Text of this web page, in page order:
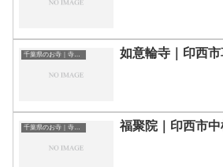
千葉県のお寺｜寺院一覧 如意輪寺｜印西
千葉県のお寺｜寺院一覧 福聚院｜印西市